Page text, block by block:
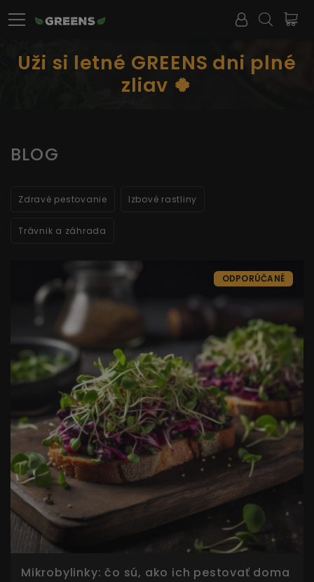
Uži si letné GREENS dni plné
zliav 🍀
BLOG
Zdravé pestovanie Izbové rastliny
Trávnik a záhrada
ODPORÚČANÉ
Mikrobylinky: čo sú, ako ich pestovať doma